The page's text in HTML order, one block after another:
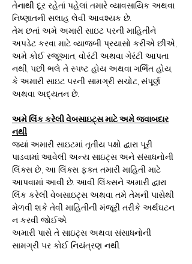
તેનાથી દૂર રહેતાં પહેલાં તમારે વ્યાવસાયિક અથવા
નિષ્ણાતની સલાહ લેવી આવશ્યક છે.
તેમ છતાં અમે અમારી સાઇટ પરની માહિતીને
અપડેટ કરવા માટે વ્યાજબી પ્રયાસો કરીએ છીએ,
અમે કોઈ રજૂઆત, વોરંટી અથવા ગેરંટી આપતા
નથી, પછી ભલે તે સ્પષ્ટ હોય અથવા ગર્ભિત હોય,
કે અમારી સાઇટ પરની સામગ્રી સચોટ, સંપૂર્ણ
અથવા અદ્યતન છે.
અમે લિંક કરેલી વેબસાઇટ્સ માટે અમે જવાબદાર
નથી
જ્યાં અમારી સાઇટમાં તૃતીય પક્ષો દ્વારા પૂરી
પાડવામાં આવેલી અન્ય સાઇટ્સ અને સંસાધનોની
લિંક્સ છે, આ લિંક્સ ફક્ત તમારી માહિતી માટે
આપવામાં આવી છે. આવી લિંક્સને અમારી દ્વારા
લિંક કરેલી વેબસાઇટ્સ અથવા તમે તેમની પાસેથી
મેળવી શકે તેવી માહિતીની મંજૂરી તરીકે અર્થઘટન
ન કરવી જોઈએ.
અમારી પાસે તે સાઇટ્સ અથવા સંસાધનોની
સામગ્રી પર કોઈ નિયંત્રણ નથી.